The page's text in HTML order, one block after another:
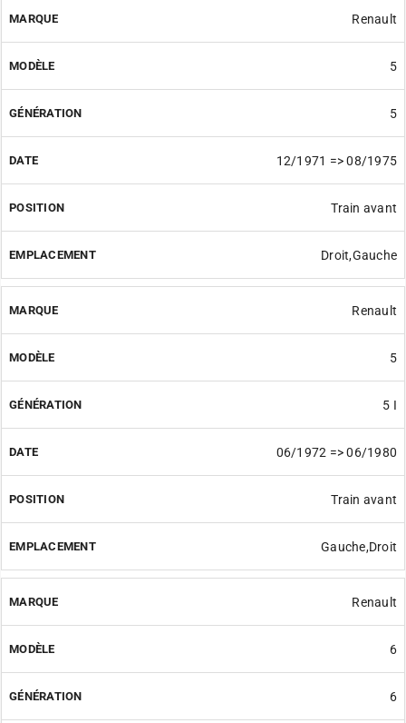
Renault
5
5
12/1971 => 08/1975
Train avant
Droit,Gauche
Renault
5
5 I
06/1972 => 06/1980
Train avant
Gauche,Droit
Renault
6
6